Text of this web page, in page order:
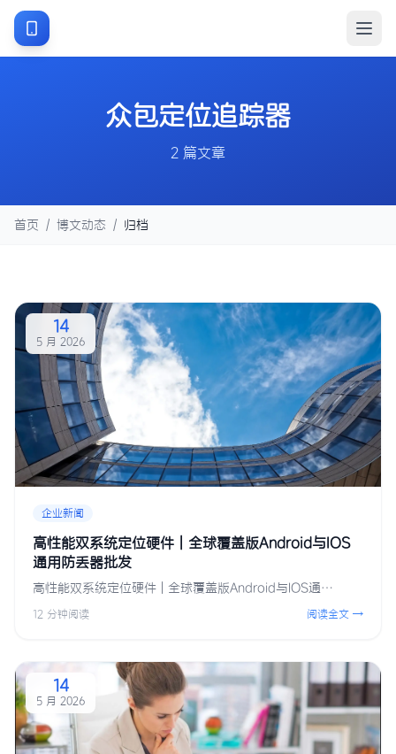
众包定位追踪器
2 篇文章
首页 / 博文动态 / 归档
14
5 月 2026
企业新闻
高性能双系统定位硬件 | 全球覆盖版Android与IOS
通用防丢器批发
高性能双系统定位硬件 | 全球覆盖版Android与IOS通…
12 分钟阅读 阅读全文 →
14
5 月 2026